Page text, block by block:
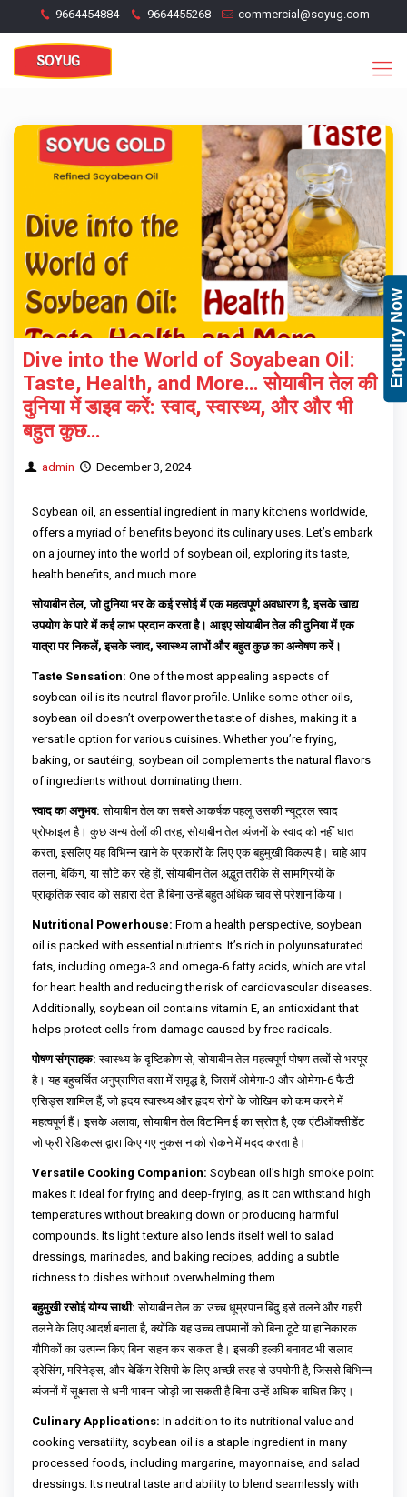
9664454884 9664455268 commercial@soyug.com
Dive into the World of Soyabean Oil:
Taste, Health, and More… सोयाबीन तेल की
दुनिया में डाइव करें: स्वाद, स्वास्थ्य, और और भी
बहुत कुछ…
admin December 3, 2024
Soybean oil, an essential ingredient in many kitchens worldwide,
offers a myriad of benefits beyond its culinary uses. Let’s embark
on a journey into the world of soybean oil, exploring its taste,
health benefits, and much more.
सोयाबीन तेल, जो दुनिया भर के कई रसोई में एक महत्वपूर्ण अवधारण है, इसके खाद्य
उपयोग के पारे में कई लाभ प्रदान करता है। आइए सोयाबीन तेल की दुनिया में एक
यात्रा पर निकलें, इसके स्वाद, स्वास्थ्य लाभों और बहुत कुछ का अन्वेषण करें।
Taste Sensation: One of the most appealing aspects of
soybean oil is its neutral flavor profile. Unlike some other oils,
soybean oil doesn’t overpower the taste of dishes, making it a
versatile option for various cuisines. Whether you’re frying,
baking, or sautéing, soybean oil complements the natural flavors
of ingredients without dominating them.
स्वाद का अनुभव: सोयाबीन तेल का सबसे आकर्षक पहलू उसकी न्यूट्रल स्वाद
प्रोफाइल है। कुछ अन्य तेलों की तरह, सोयाबीन तेल व्यंजनों के स्वाद को नहीं घात
करता, इसलिए यह विभिन्न खाने के प्रकारों के लिए एक बहुमुखी विकल्प है। चाहे आप
तलना, बेकिंग, या सौटे कर रहे हों, सोयाबीन तेल अद्भुत तरीके से सामग्रियों के
प्राकृतिक स्वाद को सहारा देता है बिना उन्हें बहुत अधिक चाव से परेशान किया।
Nutritional Powerhouse: From a health perspective, soybean
oil is packed with essential nutrients. It’s rich in polyunsaturated
fats, including omega-3 and omega-6 fatty acids, which are vital
for heart health and reducing the risk of cardiovascular diseases.
Additionally, soybean oil contains vitamin E, an antioxidant that
helps protect cells from damage caused by free radicals.
पोषण संग्राहक: स्वास्थ्य के दृष्टिकोण से, सोयाबीन तेल महत्वपूर्ण पोषण तत्वों से भरपूर
है। यह बहुचर्चित अनुप्राणित वसा में समृद्ध है, जिसमें ओमेगा-3 और ओमेगा-6 फैटी
एसिड्स शामिल हैं, जो हृदय स्वास्थ्य और हृदय रोगों के जोखिम को कम करने में
महत्वपूर्ण हैं। इसके अलावा, सोयाबीन तेल विटामिन ई का स्रोत है, एक एंटीऑक्सीडेंट
जो फ्री रेडिकल्स द्वारा किए गए नुकसान को रोकने में मदद करता है।
Versatile Cooking Companion: Soybean oil’s high smoke point
makes it ideal for frying and deep-frying, as it can withstand high
temperatures without breaking down or producing harmful
compounds. Its light texture also lends itself well to salad
dressings, marinades, and baking recipes, adding a subtle
richness to dishes without overwhelming them.
बहुमुखी रसोई योग्य साथी: सोयाबीन तेल का उच्च धूम्रपान बिंदु इसे तलने और गहरी
तलने के लिए आदर्श बनाता है, क्योंकि यह उच्च तापमानों को बिना टूटे या हानिकारक
यौगिकों का उत्पन्न किए बिना सहन कर सकता है। इसकी हल्की बनावट भी सलाद
ड्रेसिंग, मरिनेड्स, और बेकिंग रेसिपी के लिए अच्छी तरह से उपयोगी है, जिससे विभिन्न
व्यंजनों में सूक्ष्मता से धनी भावना जोड़ी जा सकती है बिना उन्हें अधिक बाधित किए।
Culinary Applications: In addition to its nutritional value and
cooking versatility, soybean oil is a staple ingredient in many
processed foods, including margarine, mayonnaise, and salad
dressings. Its neutral taste and ability to blend seamlessly with
Enquiry Now